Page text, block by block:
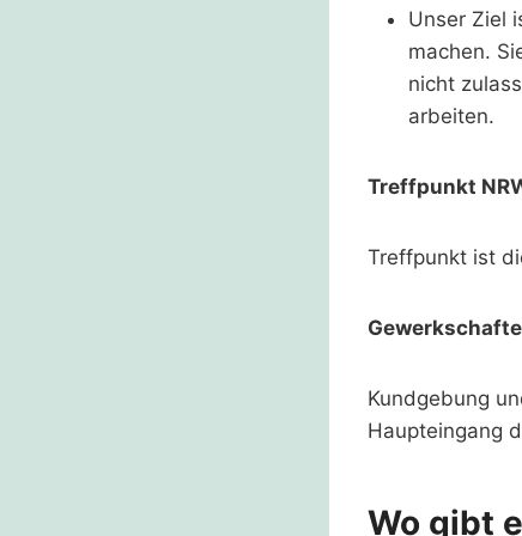
Unser Ziel
machen.
nicht
arbeiten.
Treffpunkt
Treffpunkt ist
Kundgebung
Haupteingang
Wo gibt